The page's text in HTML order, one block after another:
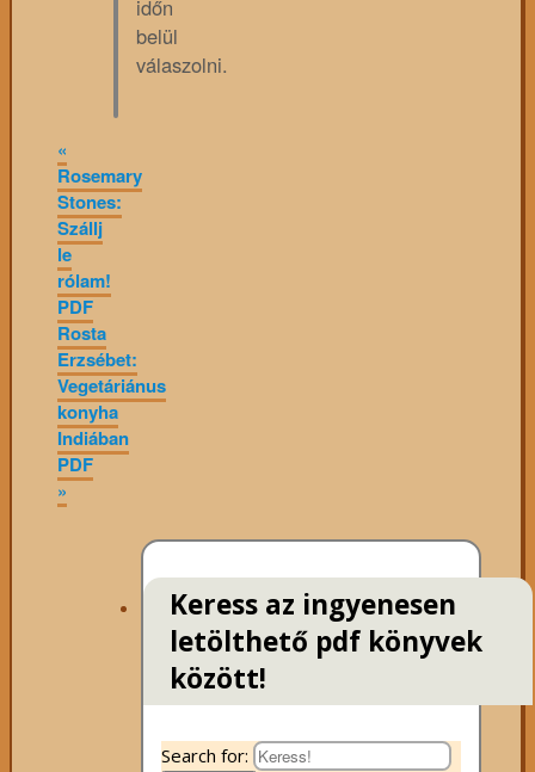
időn
belül
válaszolni.
«
Rosemary
Stones:
Szállj
le
rólam!
PDF
Rosta
Erzsébet:
Vegetáriánus
konyha
Indiában
PDF
»
Keress az ingyenesen
letölthető pdf könyvek
között!
Search for: